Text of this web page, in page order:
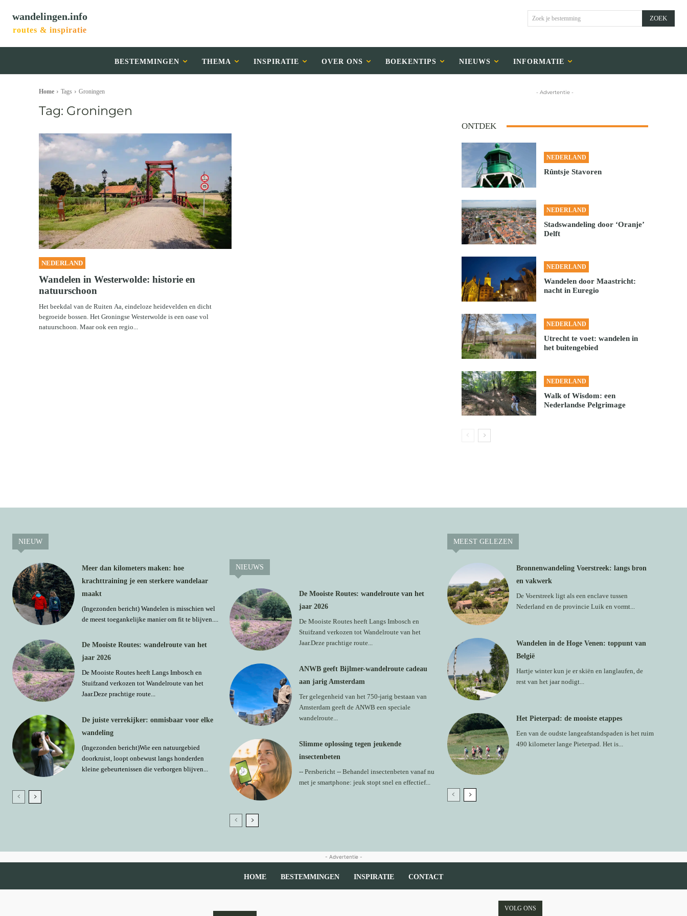
wandelingen.info
routes & inspiratie
Zoek je bestemming ZOEK
BESTEMMINGEN THEMA INSPIRATIE OVER ONS BOEKENTIPS NIEUWS INFORMATIE
Home Tags Groningen
Tag: Groningen
NEDERLAND
Wandelen in Westerwolde: historie en
natuurschoon
Het beekdal van de Ruiten Aa, eindeloze heidevelden en dicht
begroeide bossen. Het Groningse Westerwolde is een oase vol
natuurschoon. Maar ook een regio...
- Advertentie -
ONTDEK
NEDERLAND
Rûntsje Stavoren
NEDERLAND
Stadswandeling door ‘Oranje’
Delft
NEDERLAND
Wandelen door Maastricht:
nacht in Euregio
NEDERLAND
Utrecht te voet: wandelen in
het buitengebied
NEDERLAND
Walk of Wisdom: een
Nederlandse Pelgrimage
NIEUW
Meer dan kilometers maken: hoe
krachttraining je een sterkere wandelaar
maakt
(Ingezonden bericht) Wandelen is misschien wel
de meest toegankelijke manier om fit te blijven....
De Mooiste Routes: wandelroute van het
jaar 2026
De Mooiste Routes heeft Langs Imbosch en
Stuifzand verkozen tot Wandelroute van het
Jaar.Deze prachtige route...
De juiste verrekijker: onmisbaar voor elke
wandeling
(Ingezonden bericht)Wie een natuurgebied
doorkruist, loopt onbewust langs honderden
kleine gebeurtenissen die verborgen blijven...
NIEUWS
De Mooiste Routes: wandelroute van het
jaar 2026
De Mooiste Routes heeft Langs Imbosch en
Stuifzand verkozen tot Wandelroute van het
Jaar.Deze prachtige route...
ANWB geeft Bijlmer-wandelroute cadeau
aan jarig Amsterdam
Ter gelegenheid van het 750-jarig bestaan van
Amsterdam geeft de ANWB een speciale
wandelroute...
Slimme oplossing tegen jeukende
insectenbeten
-- Persbericht -- Behandel insectenbeten vanaf nu
met je smartphone: jeuk stopt snel en effectief...
MEEST GELEZEN
Bronnenwandeling Voerstreek: langs bron
en vakwerk
De Voerstreek ligt als een enclave tussen
Nederland en de provincie Luik en vormt...
Wandelen in de Hoge Venen: toppunt van
België
Hartje winter kun je er skiën en langlaufen, de
rest van het jaar nodigt...
Het Pieterpad: de mooiste etappes
Een van de oudste langeafstandspaden is het ruim
490 kilometer lange Pieterpad. Het is...
- Advertentie -
HOME BESTEMMINGEN INSPIRATIE CONTACT
VOLG ONS